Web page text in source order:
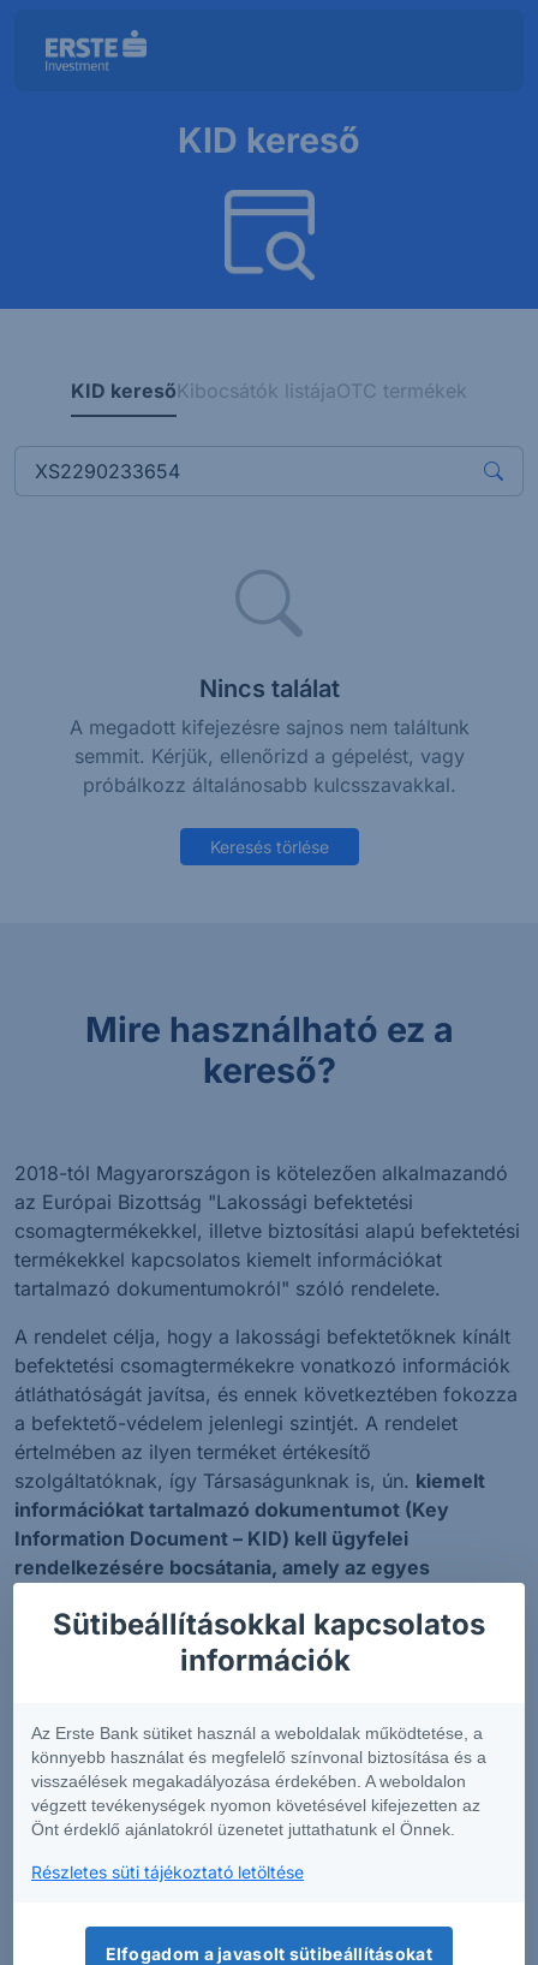
KID kereső
KID keresőKibocsátók listájaOTC termékek
Nincs találat
A megadott kifejezésre sajnos nem találtunk
semmit. Kérjük, ellenőrizd a gépelést, vagy
próbálkozz általánosabb kulcsszavakkal.
Keresés törlése
Mire használható ez a
kereső?
2018-tól Magyarországon is kötelezően alkalmazandó
az Európai Bizottság "Lakossági befektetési
csomagtermékekkel, illetve biztosítási alapú befektetési
termékekkel kapcsolatos kiemelt információkat
tartalmazó dokumentumokról" szóló rendelete.
A rendelet célja, hogy a lakossági befektetőknek kínált
befektetési csomagtermékekre vonatkozó információk
átláthatóságát javítsa, és ennek következtében fokozza
a befektető-védelem jelenlegi szintjét. A rendelet
értelmében az ilyen terméket értékesítő
szolgáltatóknak, így Társaságunknak is, ún. kiemelt
információkat tartalmazó dokumentumot (Key
Information Document – KID) kell ügyfelei
rendelkezésére bocsátania, amely az egyes
információk rövid összefoglalását tartalmazza.
Annak érdekében, hogy Önök könnyen
csomagtermékeket, a szolgáltatók egységes formában
készítik el az előbb említett dokumentumot.
Az Európai Unió pénzügyi piacain elérhető pénzügyi
termékek igen magas száma miatt a fenti kereső
alkalmazáson túl figyelmébe ajánljuk az adott
kereső funkcióját is.Kérjük tisztelt Ügyfeleinket, hogy
a csak angol nyelven elérhető KID-el rendelkező
Sütibeállításokkal kapcsolatos
információk
Az Erste Bank sütiket használ a weboldalak működtetése, a
könnyebb használat és megfelelő színvonal biztosítása és a
visszaélések megakadályozása érdekében. A weboldalon
végzett tevékenységek nyomon követésével kifejezetten az
Önt érdeklő ajánlatokról üzenetet juttathatunk el Önnek.
Részletes süti tájékoztató letöltése
Elfogadom a javasolt sütibeállításokat